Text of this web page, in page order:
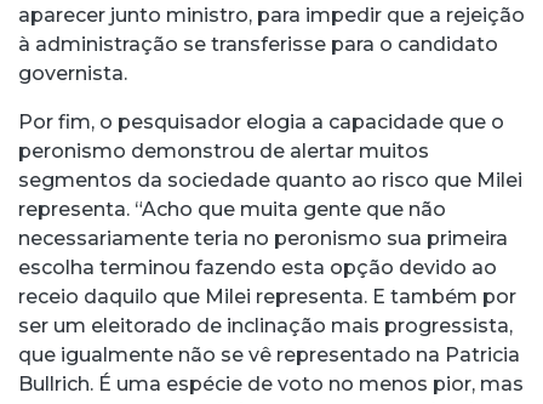
aparecer junto ministro, para impedir que a rejeição
à administração se transferisse para o candidato
governista.
Por fim, o pesquisador elogia a capacidade que o
peronismo demonstrou de alertar muitos
segmentos da sociedade quanto ao risco que Milei
representa. “Acho que muita gente que não
necessariamente teria no peronismo sua primeira
escolha terminou fazendo esta opção devido ao
receio daquilo que Milei representa. E também por
ser um eleitorado de inclinação mais progressista,
que igualmente não se vê representado na Patricia
Bullrich. É uma espécie de voto no menos pior, mas